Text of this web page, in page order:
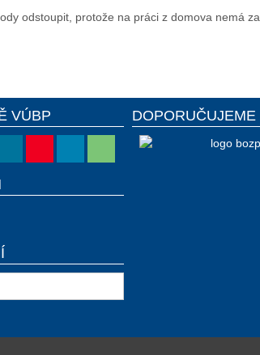
odstoupit, protože na práci z domova nemá
VÚBP DOPORUČUJEME